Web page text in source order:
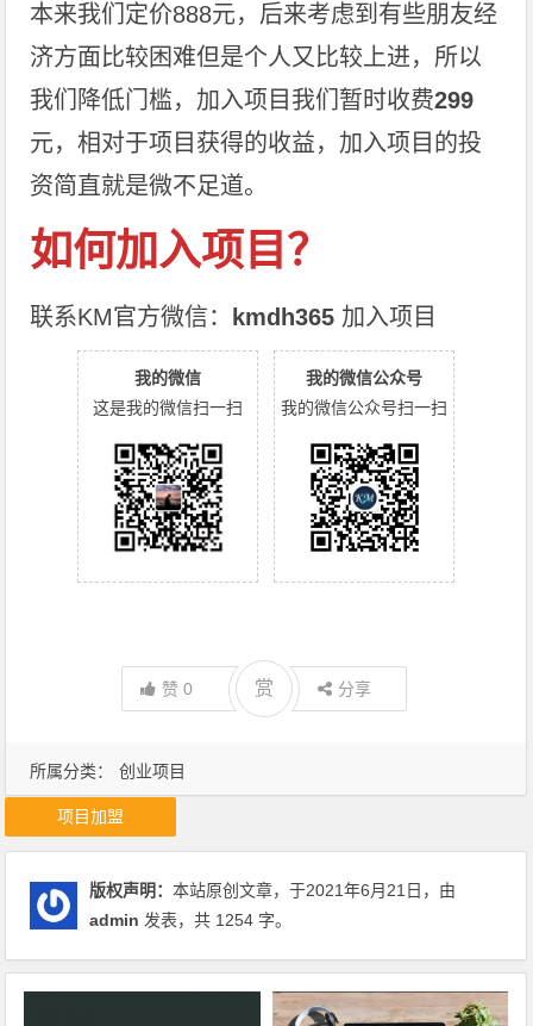
本来我们定价888元，后来考虑到有些朋友经
济方面比较困难但是个人又比较上进，所以
我们降低门槛，加入项目我们暂时收费299
元，相对于项目获得的收益，加入项目的投
资简直就是微不足道。
如何加入项目？
联系KM官方微信： kmdh365 加入项目
我的微信
这是我的微信扫一扫
我的微信公众号
我的微信公众号扫一扫
赞0 赏 分享
所属分类： 创业项目
项目加盟
版权声明：本站原创文章，于2021年6月21日，由
admin 发表，共 1254 字。